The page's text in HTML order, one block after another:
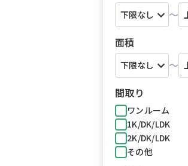
～
面積
～
間取り
ワンルーム
1K/DK/LDK
2K/DK/LDK
その他